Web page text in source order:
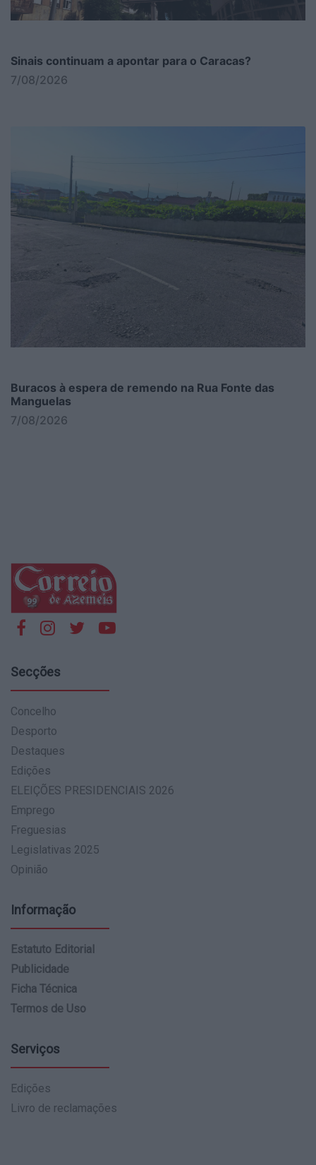
Sinais continuam a apontar para o Caracas?
7/08/2026
Buracos à espera de remendo na Rua Fonte das
Manguelas
7/08/2026
Secções
Concelho
Desporto
Destaques
Edições
ELEIÇÕES PRESIDENCIAIS 2026
Emprego
Freguesias
Legislativas 2025
Opinião
Informação
Estatuto Editorial
Publicidade
Ficha Técnica
Termos de Uso
Serviços
Edições
Livro de reclamações